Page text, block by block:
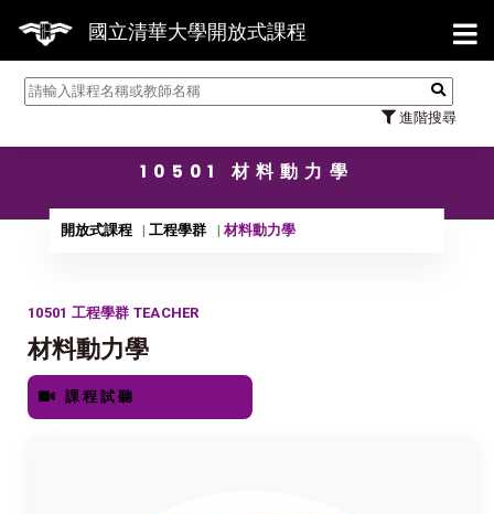
國立清華大學開放式課程
進階搜尋
【7/
10501 材料動力學
開放式課程 工程學群 材料動力學
10501 工程學群 TEACHER
材料動力學
課程試聽